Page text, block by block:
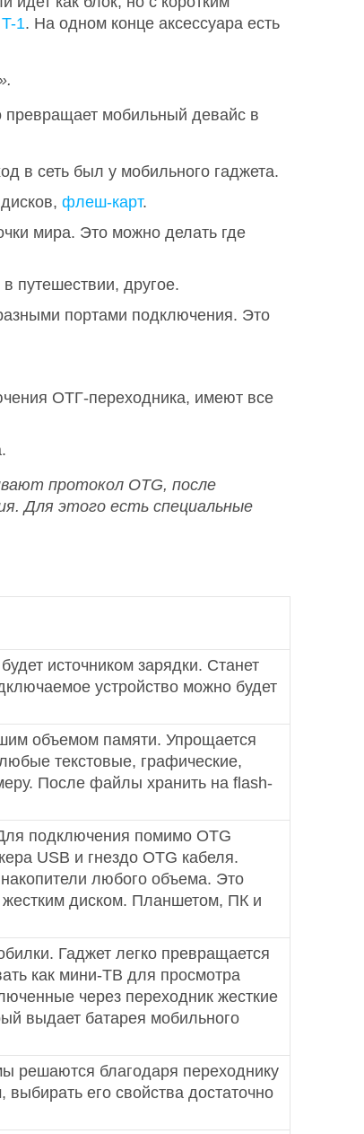
1. На одном конце аксессуара есть
превращает мобильный девайс в
в сеть был у мобильного гаджета.
флеш-карт.
мира. Это можно делать где
путешествии, другое.
портами подключения. Это
ОТГ-переходника, имеют все
протокол OTG, после
Для этого есть специальные
источником зарядки. Станет
устройство можно будет
объемом памяти. Упрощается
текстовые, графические,
После файлы хранить на flash-
подключения помимо OTG
USB и гнездо OTG кабеля.
любого объема. Это
диском. Планшетом, ПК и
Гаджет легко превращается
как мини-ТВ для просмотра
через переходник жесткие
выдает батарея мобильного
решаются благодаря переходнику
его свойства достаточно